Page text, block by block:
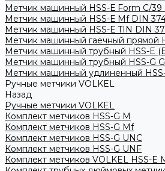
Метчик машинный HSS-Е Form C/39
Метчик машинный HSS-Е Mf DIN
Метчик машинный HSS-Е TIN DIN
Метчик машинный гаечный прямой
Метчик машинный трубный HSS-E
Метчик машинный трубный HSS-G G
Метчик машинный удлиненный
Ручные метчики VOLKEL
Назад
Ручные метчики VOLKEL
Комплект метчиков HSS-G M
Комплект метчиков HSS-G Mf
Комплект метчиков HSS-G UNC
Комплект метчиков HSS-G UNF
Комплект метчиков VOLKEL HSS-E